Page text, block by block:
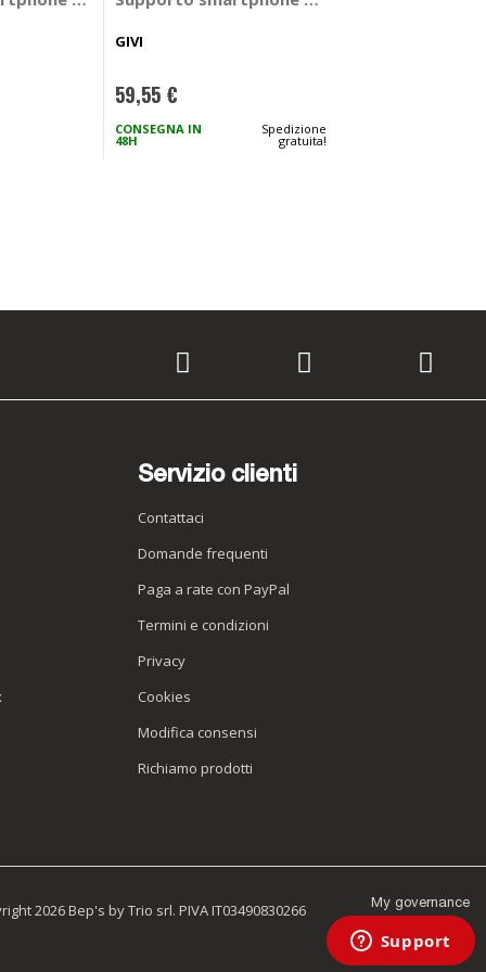
GIVI
59,55 €
CONSEGNA IN
48H
Spedizione
gratuita!
Servizio clienti
Contattaci
Domande frequenti
Paga a rate con PayPal
Termini e condizioni
Privacy
Cookies
Modifica consensi
Richiamo prodotti
My governance
2026 Bep's by Trio srl. PIVA IT03490830266